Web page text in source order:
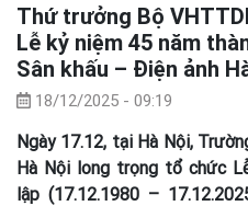
Thứ trưởng Bộ
Lễ kỷ niệm 45 năm
Sân khấu – Điện ảnh
18/12/2025 - 09:19
Ngày 17.12, tại Hà Nội,
Hà Nội long trọng tổ chức
lập (17.12.1980 –